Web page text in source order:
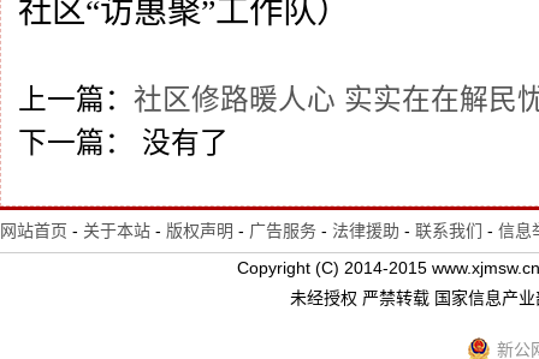
社区“访惠聚”工作队）
上一篇： 社区修路暖人心 实实在在解民
下一篇： 没有了
网站首页 - 关于本站 - 版权声明 - 广告服务 - 法律援助 - 联系我们 - 信息
Copyright (C) 2014-2015
未经授权 严禁转载 国家信息产
新公